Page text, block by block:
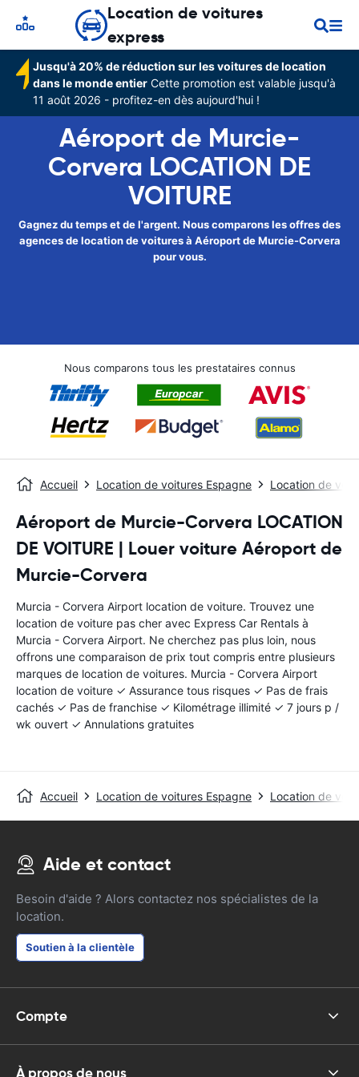
Location de voitures
express
Jusqu'à 20% de réduction sur les voitures de location
dans le monde entier Cette promotion est valable jusqu'à
11 août 2026 - profitez-en dès aujourd'hui !
Aéroport de Murcie-
Corvera LOCATION DE
VOITURE
Gagnez du temps et de l'argent. Nous comparons les offres des
agences de location de voitures à Aéroport de Murcie-Corvera
pour vous.
Nous comparons tous les prestataires connus
Accueil Location de voitures Espagne Location de
Aéroport de Murcie-Corvera LOCATION
DE VOITURE | Louer voiture Aéroport de
Murcie-Corvera
Murcia - Corvera Airport location de voiture. Trouvez une
location de voiture pas cher avec Express Car Rentals à
Murcia - Corvera Airport. Ne cherchez pas plus loin, nous
offrons une comparaison de prix tout compris entre plusieurs
marques de location de voitures. Murcia - Corvera Airport
location de voiture ✓ Assurance tous risques ✓ Pas de frais
cachés ✓ Pas de franchise ✓ Kilométrage illimité ✓ 7 jours p /
wk ouvert ✓ Annulations gratuites
Accueil Location de voitures Espagne Location de
Aide et contact
Besoin d'aide ? Alors contactez nos spécialistes de la
location.
Soutien à la clientèle
Compte
À propos de nous